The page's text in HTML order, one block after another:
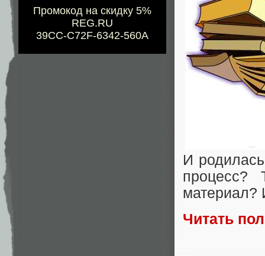
Промокод на скидку 5%
REG.RU
39CC-C72F-6342-560A
И
процесс?
материал?
Читать